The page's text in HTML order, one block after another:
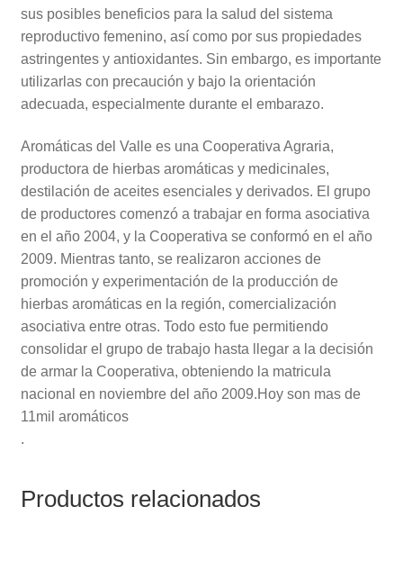
sus posibles beneficios para la salud del sistema
reproductivo femenino, así como por sus propiedades
astringentes y antioxidantes. Sin embargo, es importante
utilizarlas con precaución y bajo la orientación
adecuada, especialmente durante el embarazo.
Aromáticas del Valle es una Cooperativa Agraria,
productora de hierbas aromáticas y medicinales,
destilación de aceites esenciales y derivados. El grupo
de productores comenzó a trabajar en forma asociativa
en el año 2004, y la Cooperativa se conformó en el año
2009. Mientras tanto, se realizaron acciones de
promoción y experimentación de la producción de
hierbas aromáticas en la región, comercialización
asociativa entre otras. Todo esto fue permitiendo
consolidar el grupo de trabajo hasta llegar a la decisión
de armar la Cooperativa, obteniendo la matricula
nacional en noviembre del año 2009.Hoy son mas de
11mil aromáticos
.
Productos relacionados